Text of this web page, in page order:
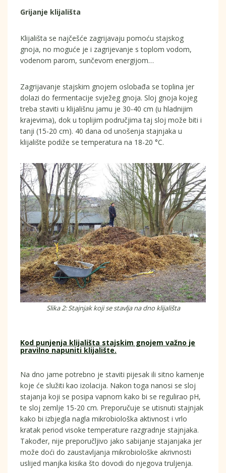
Grijanje klijališta
Klijališta se najčešće zagrijavaju pomoću stajskog
gnoja, no moguće je i zagrijevanje s toplom vodom,
vodenom parom, sunčevom energijom…
Zagrijavanje stajskim gnojem oslobađa se toplina jer
dolazi do fermentacije svježeg gnoja. Sloj gnoja kojeg
treba staviti u klijališnu jamu je 30-40 cm (u hladnijim
krajevima), dok u toplijim područjima taj sloj može biti i
tanji (15-20 cm). 40 dana od unošenja stajnjaka u
klijalište podiže se temperatura na 18-20 °C.
Slika 2: Stajnjak koji se stavlja na dno klijališta
Kod punjenja klijališta stajskim gnojem važno je
pravilno napuniti klijalište.
Na dno jame potrebno je staviti pijesak ili sitno kamenje
koje će služiti kao izolacija. Nakon toga nanosi se sloj
stajanja koji se posipa vapnom kako bi se regulirao pH,
te sloj zemlje 15-20 cm. Preporučuje se utisnuti stajnjak
kako bi izbjegla nagla mikrobiološka aktivnost i vrlo
kratak period visoke temperature razgradnje stajnjaka.
Također, nije preporučljivo jako sabijanje stajanjaka jer
može doći do zaustavljanja mikrobiološke akrivnosti
uslijed manjka kisika što dovodi do njegova truljenja.